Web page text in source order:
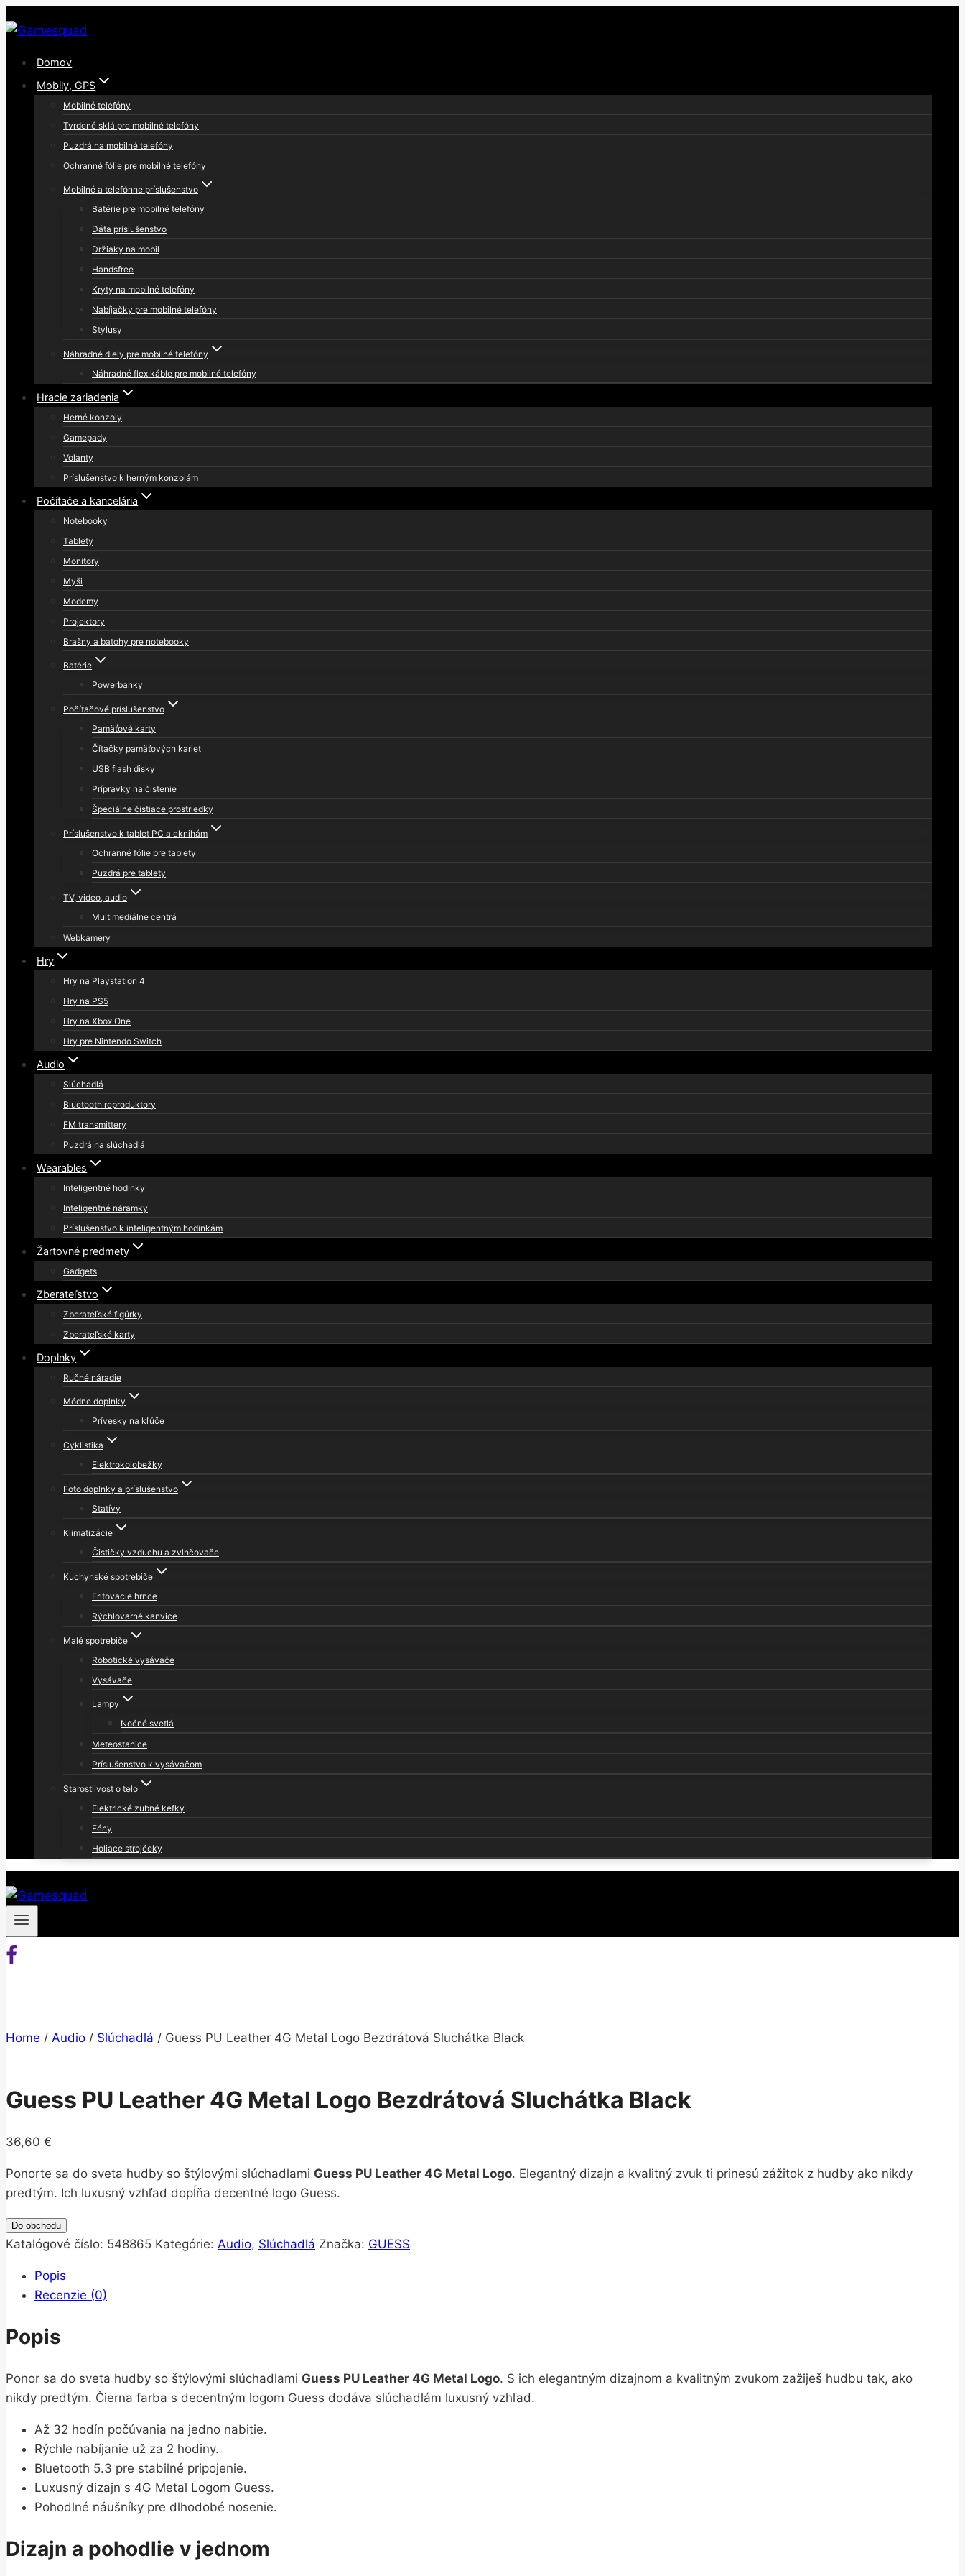
to
Domov
Mobily, GPS
Mobilné telefóny
Tvrdené sklá pre mobilné telefóny
Puzdrá na mobilné telefóny
Ochranné fólie pre mobilné telefóny
Mobilné a telefónne príslušenstvo
Batérie pre mobilné telefóny
Dáta príslušenstvo
Držiaky na mobil
Handsfree
Kryty na mobilné telefóny
Nabíjačky pre mobilné telefóny
Stylusy
Náhradné diely pre mobilné telefóny
Náhradné flex káble pre mobilné telefóny
Hracie zariadenia
Herné konzoly
Gamepady
Volanty
Príslušenstvo k herným konzolám
Počítače a kancelária
Notebooky
Tablety
Monitory
Myši
Modemy
Projektory
Brašny a batohy pre notebooky
Batérie
Powerbanky
Počítačové príslušenstvo
Pamäťové karty
Čítačky pamäťových kariet
USB flash disky
Prípravky na čistenie
Špeciálne čistiace prostriedky
Príslušenstvo k tablet PC a eknihám
Ochranné fólie pre tablety
Puzdrá pre tablety
TV, video, audio
Multimediálne centrá
Webkamery
Hry
Hry na Playstation 4
Hry na PS5
Hry na Xbox One
Hry pre Nintendo Switch
Audio
Slúchadlá
Bluetooth reproduktory
FM transmittery
Puzdrá na slúchadlá
Wearables
Inteligentné hodinky
Inteligentné náramky
Príslušenstvo k inteligentným hodinkám
Žartovné predmety
Gadgets
Zberateľstvo
Zberateľské figúrky
Zberateľské karty
Doplnky
Ručné náradie
Módne doplnky
Prívesky na kľúče
Cyklistika
Elektrokolobežky
Foto doplnky a príslušenstvo
Statívy
Klimatizácie
Čističky vzduchu a zvlhčovače
Kuchynské spotrebiče
Fritovacie hrnce
Rýchlovarné kanvice
Malé spotrebiče
Robotické vysávače
Vysávače
Lampy
Nočné svetlá
Meteostanice
Príslušenstvo k vysávačom
Starostlivosť o telo
Elektrické zubné kefky
Fény
Holiace strojčeky
Home / Audio / Slúchadlá / Guess PU Leather 4G Metal Logo Bezdrátová Sluchátka Black
Guess PU Leather 4G Metal Logo Bezdrátová Sluchátka Black
36,60 €
Ponorte sa do sveta hudby so štýlovými slúchadlami Guess PU Leather 4G Metal Logo. Elegantný dizajn a kvalitný zvuk ti prinesú zážitok z hudby ako nikdy
predtým. Ich luxusný vzhľad dopĺňa decentné logo Guess.
Do obchodu
Katalógové číslo: 548865 Kategórie: Audio, Slúchadlá Značka: GUESS
Popis
Recenzie (0)
Popis
Ponor sa do sveta hudby so štýlovými slúchadlami Guess PU Leather 4G Metal Logo. S ich elegantným dizajnom a kvalitným zvukom zažiješ hudbu tak, ako
nikdy predtým. Čierna farba s decentným logom Guess dodáva slúchadlám luxusný vzhľad.
Až 32 hodín počúvania na jedno nabitie.
Rýchle nabíjanie už za 2 hodiny.
Bluetooth 5.3 pre stabilné pripojenie.
Luxusný dizajn s 4G Metal Logom Guess.
Pohodlné náušníky pre dlhodobé nosenie.
Dizajn a pohodlie v jednom